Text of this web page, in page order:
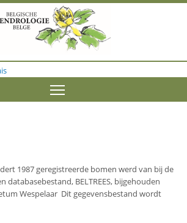
1987 geregistreerde bomen werd van bij de
databasebestand, BELTREES, bijgehouden
Wespelaar Dit gegevensbestand wordt